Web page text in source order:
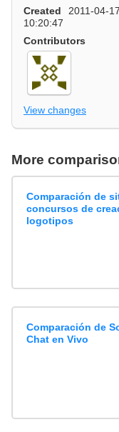
Created
2011-04-17
10:20:47
Contributors
View changes
More
Comparación de
concursos de
logotipos
Comparación de
Chat en Vivo